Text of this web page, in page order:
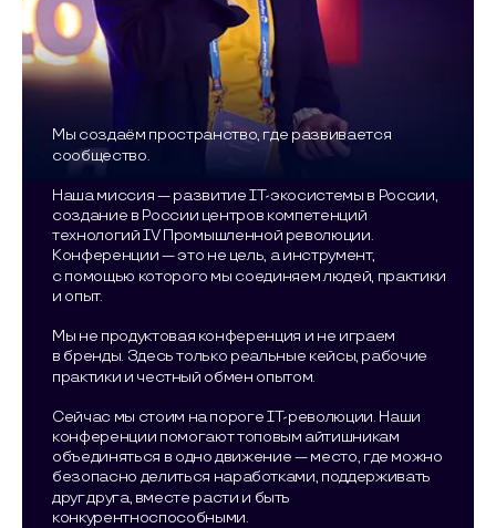
Мы создаём пространство, где развивается
сообщество.
Наша миссия — развитие IT-экосистемы в России,
создание в России центров компетенций
технологий IV Промышленной революции.
Конференции — это не цель, а инструмент,
с помощью которого мы соединяем людей, практики
и опыт.
Мы не продуктовая конференция и не играем
в бренды. Здесь только реальные кейсы, рабочие
практики и честный обмен опытом.
Сейчас мы стоим на пороге IT-революции. Наши
конференции помогают топовым айтишникам
объединяться в одно движение — место, где можно
безопасно делиться наработками, поддерживать
друг друга, вместе расти и быть
конкурентноспособными.